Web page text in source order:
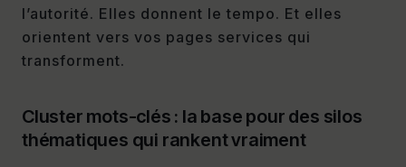
l’autorité. Elles donnent le tempo. Et elles
orientent vers vos pages services qui
transforment.
Cluster mots-clés : la base pour des silos
thématiques qui rankent vraiment